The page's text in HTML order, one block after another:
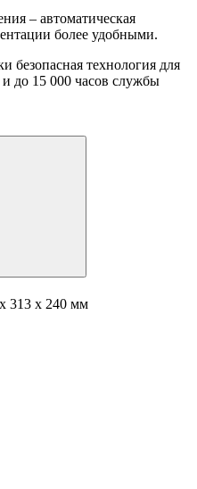
– автоматическая
более удобными.
безопасная технология для
до 15 000 часов службы
313 x 240 мм